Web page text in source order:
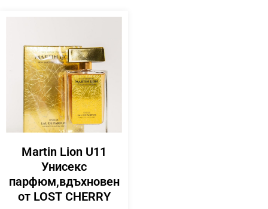
Martin Lion U11
Унисекс
парфюм,вдъхновен
от LOST CHERRY